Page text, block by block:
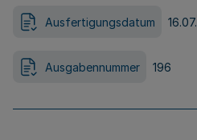
Ausfertigungsdatum
Ausgabennummer 196